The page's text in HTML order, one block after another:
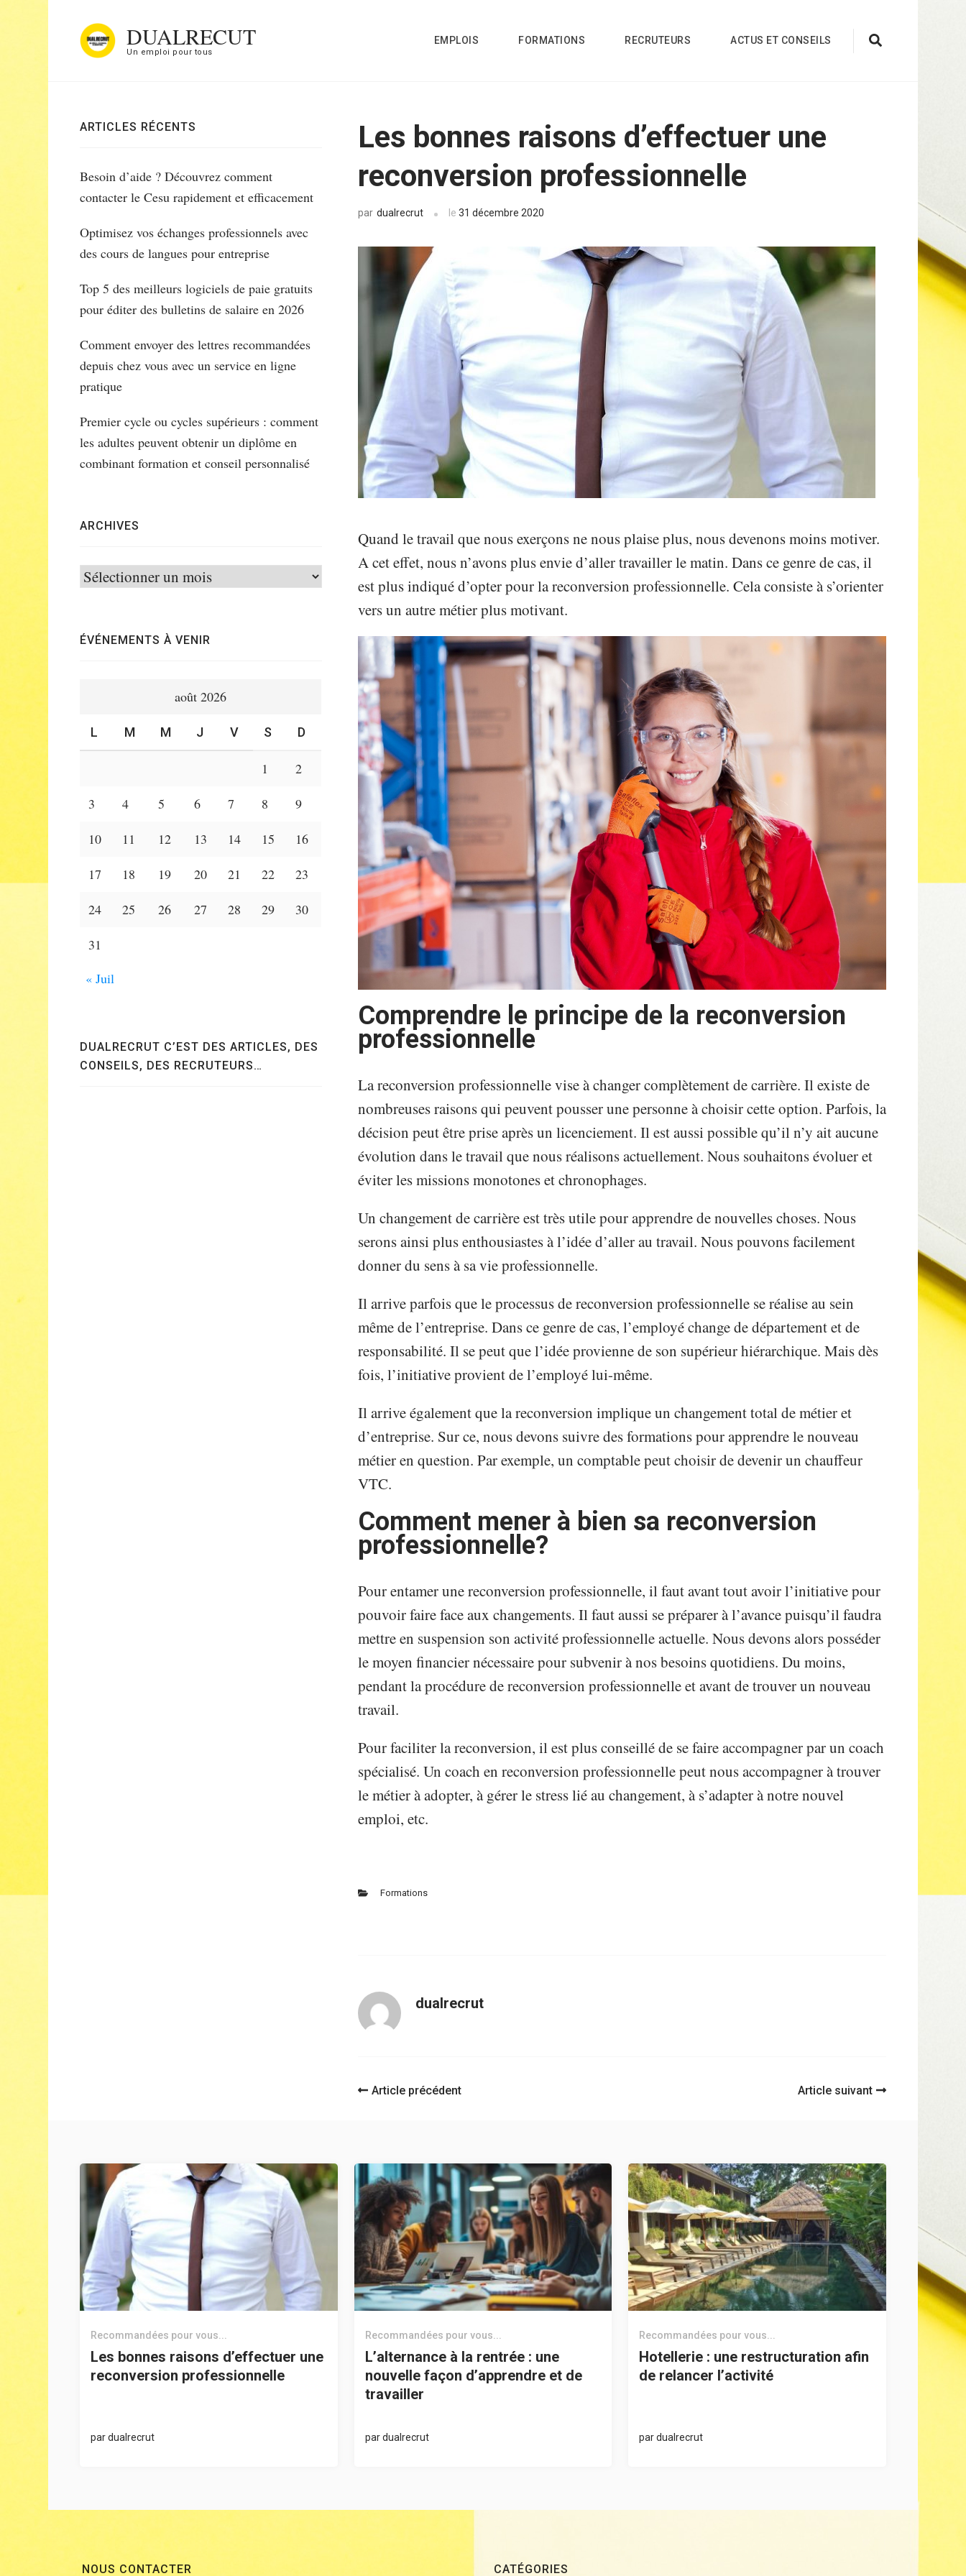
contenu
DUALRECUT
Un emploi pour tous
EMPLOIS FORMATIONS RECRUTEURS ACTUS ET CONSEILS
Les bonnes raisons d’effectuer une
reconversion professionnelle
par dualrecrut le 31 décembre 2020
Quand le travail que nous exerçons ne nous plaise plus, nous devenons moins motiver.
A cet effet, nous n’avons plus envie d’aller travailler le matin. Dans ce genre de cas, il
est plus indiqué d’opter pour la reconversion professionnelle. Cela consiste à s’orienter
vers un autre métier plus motivant.
Comprendre le principe de la reconversion
professionnelle
La reconversion professionnelle vise à changer complètement de carrière. Il existe de
nombreuses raisons qui peuvent pousser une personne à choisir cette option. Parfois, la
décision peut être prise après un licenciement. Il est aussi possible qu’il n’y ait aucune
évolution dans le travail que nous réalisons actuellement. Nous souhaitons évoluer et
éviter les missions monotones et chronophages.
Un changement de carrière est très utile pour apprendre de nouvelles choses. Nous
serons ainsi plus enthousiastes à l’idée d’aller au travail. Nous pouvons facilement
donner du sens à sa vie professionnelle.
Il arrive parfois que le processus de reconversion professionnelle se réalise au sein
même de l’entreprise. Dans ce genre de cas, l’employé change de département et de
responsabilité. Il se peut que l’idée provienne de son supérieur hiérarchique. Mais dès
fois, l’initiative provient de l’employé lui-même.
Il arrive également que la reconversion implique un changement total de métier et
d’entreprise. Sur ce, nous devons suivre des formations pour apprendre le nouveau
métier en question. Par exemple, un comptable peut choisir de devenir un chauffeur
VTC.
Comment mener à bien sa reconversion
professionnelle?
Pour entamer une reconversion professionnelle, il faut avant tout avoir l’initiative pour
pouvoir faire face aux changements. Il faut aussi se préparer à l’avance puisqu’il faudra
mettre en suspension son activité professionnelle actuelle. Nous devons alors posséder
le moyen financier nécessaire pour subvenir à nos besoins quotidiens. Du moins,
pendant la procédure de reconversion professionnelle et avant de trouver un nouveau
travail.
Pour faciliter la reconversion, il est plus conseillé de se faire accompagner par un coach
spécialisé. Un coach en reconversion professionnelle peut nous accompagner à trouver
le métier à adopter, à gérer le stress lié au changement, à s’adapter à notre nouvel
emploi, etc.
Formations
dualrecrut
Navigation
Article précédent Article suivant
ARTICLES RÉCENTS
Besoin d’aide ? Découvrez comment
contacter le Cesu rapidement et efficacement
Optimisez vos échanges professionnels avec
des cours de langues pour entreprise
Top 5 des meilleurs logiciels de paie gratuits
pour éditer des bulletins de salaire en 2026
Comment envoyer des lettres recommandées
depuis chez vous avec un service en ligne
pratique
Premier cycle ou cycles supérieurs : comment
les adultes peuvent obtenir un diplôme en
combinant formation et conseil personnalisé
ARCHIVES
Archives
ÉVÉNEMENTS À VENIR
août 2026
L M M J V S D
1 2
3 4 5 6 7 8 9
10 11 12 13 14 15 16
17 18 19 20 21 22 23
24 25 26 27 28 29 30
31
« Juil
DUALRECRUT C’EST DES ARTICLES, DES
CONSEILS, DES RECRUTEURS…
Recommandées pour vous...
Les bonnes raisons d’effectuer une
reconversion professionnelle
pardualrecrut
Recommandées pour vous...
L’alternance à la rentrée : une
nouvelle façon d’apprendre et de
travailler
pardualrecrut
Recommandées pour vous...
Hotellerie : une restructuration afin
de relancer l’activité
pardualrecrut
NOUS CONTACTER CATÉGORIES